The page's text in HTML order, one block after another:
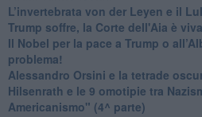
L’invertebrata von der Leyen e il
Trump soffre, la Corte dell'Aia è viva
​Il Nobel per la pace a Trump o
problema!
​Alessandro Orsini e la tetrade
​Hilsenrath e le 9 omotipie tra
Americanismo" (4^ parte)